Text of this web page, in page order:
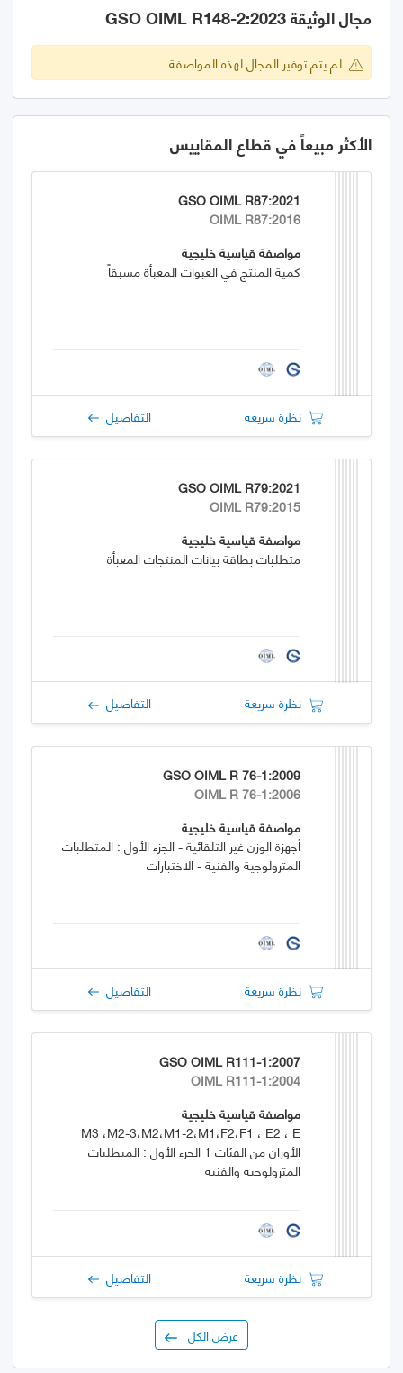
مجال الوثيقة GSO OIML R148-2:2023
لم يتم توفير المجال لهذه المواصفة
الأكثر مبيعاً في قطاع المقاييس
GSO OIML R87:2021
OIML R87:2016
مواصفة قياسية خليجية
كمية المنتج في العبوات المعبأة مسبقاً
نظرة سريعة التفاصيل
GSO OIML R79:2021
OIML R79:2015
مواصفة قياسية خليجية
متطلبات بطاقة بيانات المنتجات المعبأة
نظرة سريعة التفاصيل
GSO OIML R 76-1:2009
OIML R 76-1:2006
مواصفة قياسية خليجية
أجهزة الوزن غير التلقائية - الجزء الأول : المتطلبات
المترولوجية والفنية - الاختبارات
نظرة سريعة التفاصيل
GSO OIML R111-1:2007
OIML R111-1:2004
مواصفة قياسية خليجية
M3 ،M2-3،M2،M1-2،M1،F2،F1 ، E2 ، E
الأوزان من الفئات 1 الجزء الأول : المتطلبات
المترولوجية والفنية
نظرة سريعة التفاصيل
عرض الكل